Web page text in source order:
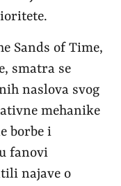
Sands of Time,
smatra se
naslova svog
mehanike
borbe i
fanovi
najave o